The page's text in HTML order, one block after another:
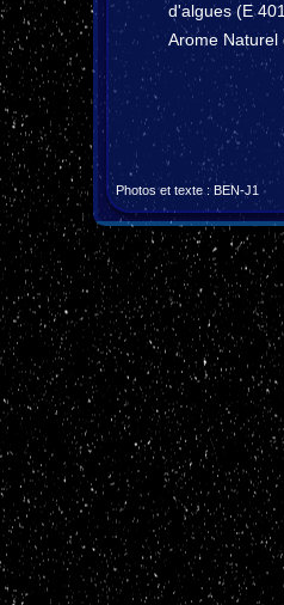
d'algues (E
Arome Naturel
Photos et texte : BEN-J1